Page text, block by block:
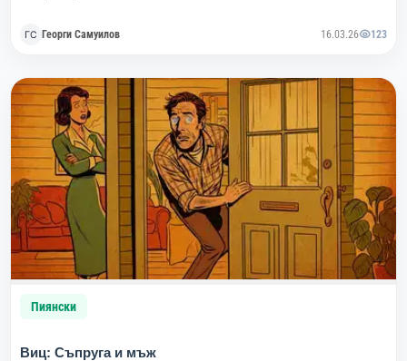
Георги Самуилов 16.03.26 123
Пиянски
Виц: Съпруга и мъж